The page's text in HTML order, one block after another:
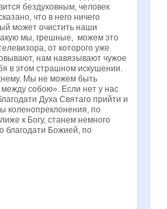
бездуховным, человек
что в него ничего
может очистить наши
мы, грешные, можем это
от которого уже
нам навязывают чужое
в этом страшном искушении.
Мы не можем быть
собою». Если нет у нас
Духа Святаго прийти и
коленопреклонения, по
к Богу, станем немного
благодати Божией, по